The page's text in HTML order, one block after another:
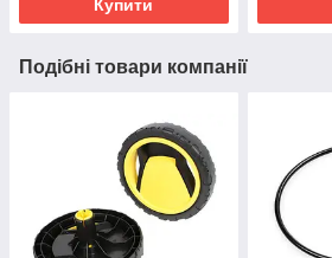
Купити
Подібні товари компанії